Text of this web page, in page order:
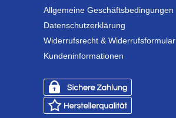
Allgemeine Geschäftsbedingungen
Datenschutzerklärung
Widerrufsrecht & Widerrufsformular
Kundeninformationen